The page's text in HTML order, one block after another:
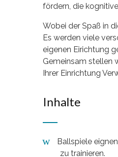
fördern, die
Wobei der Spaß in
Es werden viele
eigenen Eirichtung
Gemeinsam stellen
Ihrer Einrichtung
Inhalte
Ballspiele
zu trainieren.